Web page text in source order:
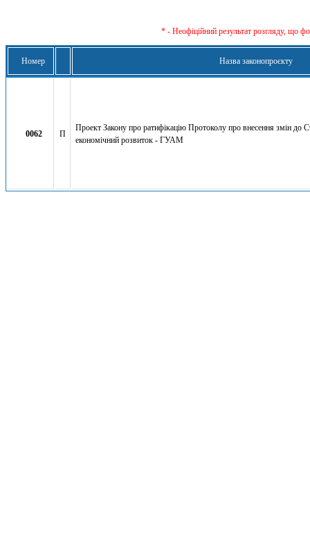
* - Неофіційний результат розгляду, що
Номер Назва законопроєкту
0062 П
Проект Закону про ратифікацію Протоколу про внесення змін до
економічний розвиток - ГУАМ